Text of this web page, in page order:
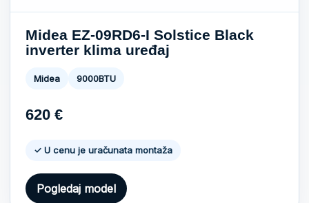
Midea EZ-09RD6-I Solstice Black
inverter klima uređaj
Midea 9000BTU
620 €
✓ U cenu je uračunata montaža
Pogledaj model